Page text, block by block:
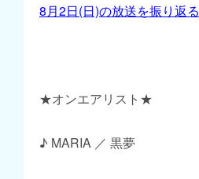
8月2日(日)の放送を振り返る
★オンエアリスト★
♪ MARIA ／ 黒夢